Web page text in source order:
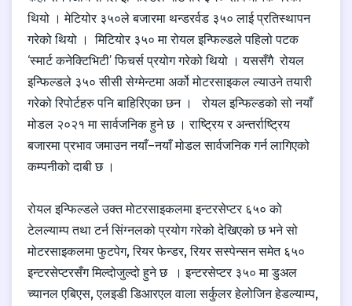
थियो । मेटियोर ३५०ले बजारमा थन्डरर्वड ३५० लाई प्रतिस्थापन
गरेको थियो । मिटियोर ३५० मा रोयल इन्फिल्डले पहिलो पटक
‘स्मार्ट कनेक्टिभिटी’ फिचर्स प्रयोग गरेको थियो । यससँगै रोयल
इन्फिल्डले ३५० सीसी सेग्मेन्टमा अर्को मोटरसाइकल ल्याउने तयारी
गरेको रिपोर्टहरु पनि बाहिरिएका छन । रोयल इन्फिल्डको सो नयाँ
मोडल २०२१ मा सार्वजनिक हुने छ । राष्ट्रिय र अन्तर्राष्ट्रिय
बजारमा प्रभाव जमाउन नयाँ–नयाँ मोडल सार्वजनिक गर्न लागिएको
कम्पनीको दाबी छ ।
रोयल इन्फिल्डले उक्त मोटरसाइकलमा इन्टरसेप्टर ६५० को
टेलल्याम्प तथा टर्न सिंग्नलको प्रयोग गरेको देखिएको छ भने सो
मोटरसाइकलमा फुटपेग, रियर फेन्डर, रियर सस्पेन्सन समेत ६५०
इन्टरसेप्टरसँग मिल्दोजुल्दो हुने छ । इन्टरसेप्टर ३५० मा डुअल
च्यानल एबिएस, एलइडी डिआरएल वाला सर्कुलर हेलोजिन हेडल्याम्प,